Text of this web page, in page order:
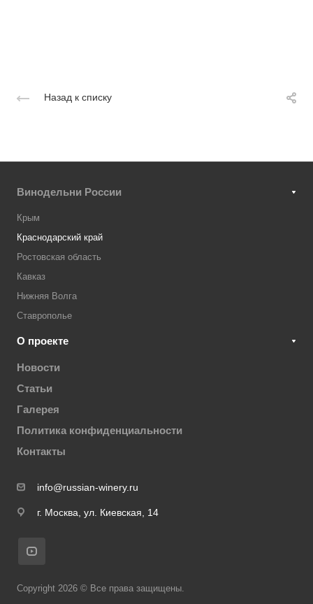
Назад к списку
Винодельни России
Крым
Краснодарский край
Ростовская область
Кавказ
Нижняя Волга
Ставрополье
О проекте
Новости
Статьи
Галерея
Политика конфиденциальности
Контакты
info@russian-winery.ru
г. Москва, ул. Киевская, 14
Copyright 2026 © Все права защищены.